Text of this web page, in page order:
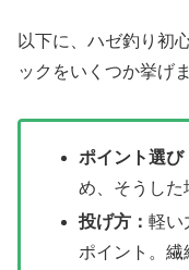
以下に、ハゼ釣り初
ックをいくつか挙げま
ポイント選び
め、そうした
投げ方：軽い
ポイント。繊